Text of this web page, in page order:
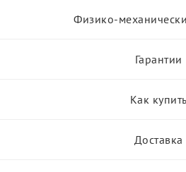
Физико-
Гарантии
Как купить
Доставка